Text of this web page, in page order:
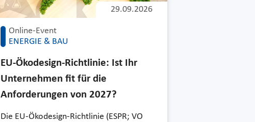
Online-Event
ENERGIE & BAU
29.09.2026
EU-Ökodesign-Richtlinie: Ist Ihr
Unternehmen fit für die
Anforderungen von 2027?
Die EU-Ökodesign-Richtlinie (ESPR; VO